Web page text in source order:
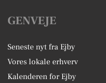
GENVEJE
Seneste nyt fra Ejby
Vores lokale erhverv
Kalenderen for Ejby